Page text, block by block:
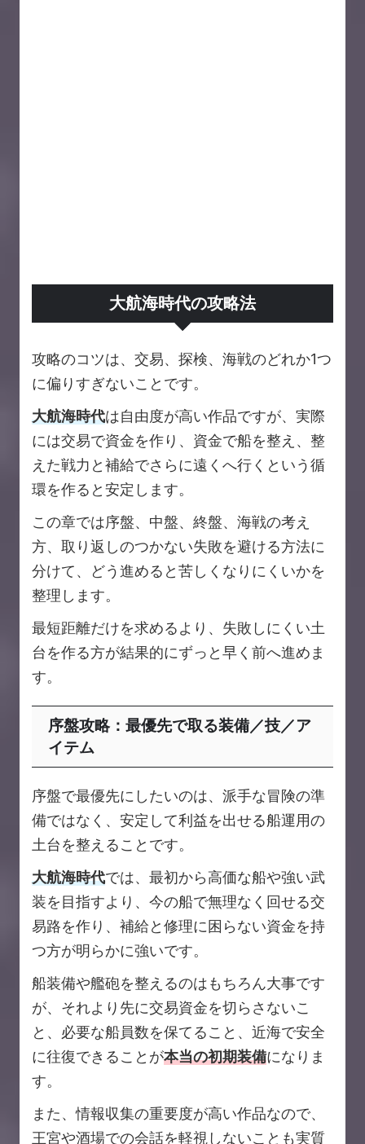
大航海時代の攻略法
攻略のコツは、交易、探検、海戦のどれか1つ
に偏りすぎないことです。
大航海時代は自由度が高い作品ですが、実際
には交易で資金を作り、資金で船を整え、整
えた戦力と補給でさらに遠くへ行くという循
環を作ると安定します。
この章では序盤、中盤、終盤、海戦の考え
方、取り返しのつかない失敗を避ける方法に
分けて、どう進めると苦しくなりにくいかを
整理します。
最短距離だけを求めるより、失敗しにくい土
台を作る方が結果的にずっと早く前へ進めま
す。
序盤攻略：最優先で取る装備／技／ア
イテム
序盤で最優先にしたいのは、派手な冒険の準
備ではなく、安定して利益を出せる船運用の
土台を整えることです。
大航海時代では、最初から高価な船や強い武
装を目指すより、今の船で無理なく回せる交
易路を作り、補給と修理に困らない資金を持
つ方が明らかに強いです。
船装備や艦砲を整えるのはもちろん大事です
が、それより先に交易資金を切らさないこ
と、必要な船員数を保てること、近海で安全
に往復できることが本当の初期装備になりま
す。
また、情報収集の重要度が高い作品なので、
王宮や酒場での会話を軽視しないことも実質